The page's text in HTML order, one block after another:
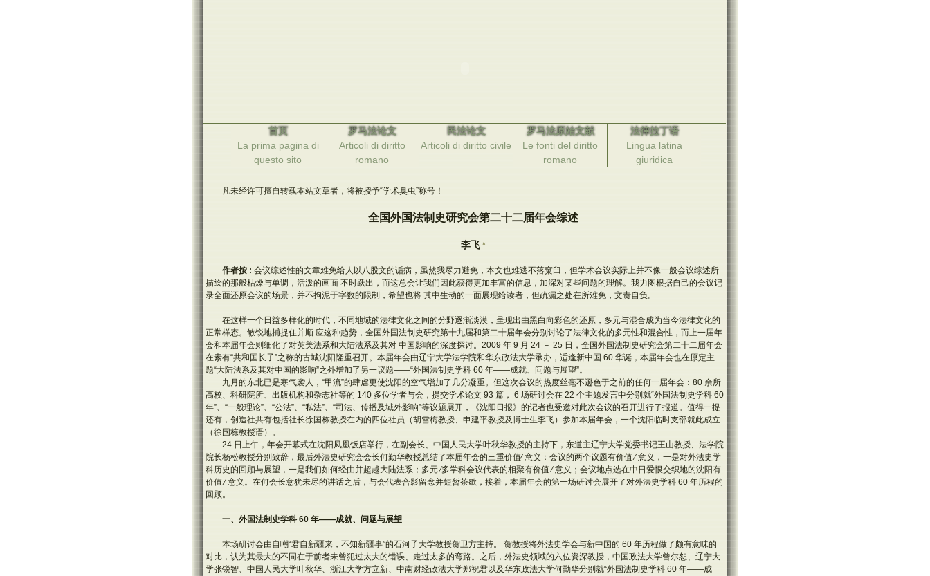
首页
La prima pagina di
questo sito
罗马法论文
Articoli di diritto
romano
民法论文
Articoli di diritto civile
罗马法原始文献
Le fonti del diritto
romano
法律拉丁语
Lingua latina
giuridica
凡未经许可擅自转载本站文章者，将被授予“学术臭虫”称号！
全国外国法制史研究会第二十二届年会综述
李飞 *
作者按 : 会议综述性的文章难免给人以八股文的诟病，虽然我尽力避免，本文也难逃不落窠臼，但学术会议实际上并不像一般会议综述所
描绘的那般枯燥与单调，活泼的画面 不时跃出，而这总会让我们因此获得更加丰富的信息，加深对某些问题的理解。我力图根据自己的会议记
录全面还原会议的场景，并不拘泥于字数的限制，希望也将 其中生动的一面展现给读者，但疏漏之处在所难免，文责自负。
在这样一个日益多样化的时代，不同地域的法律文化之间的分野逐渐淡漠，呈现出由黑白向彩色的还原，多元与混合成为当今法律文化的
正常样态。敏锐地捕捉住并顺 应这种趋势，全国外国法制史研究第十九届和第二十届年会分别讨论了法律文化的多元性和混合性，而上一届年
会和本届年会则细化了对英美法系和大陆法系及其对 中国影响的深度探讨。2009 年 9 月 24 － 25 日，全国外国法制史研究会第二十二届年会
在素有“共和国长子”之称的古城沈阳隆重召开。本届年会由辽宁大学法学院和华东政法大学承办，适逢新中国 60 华诞，本届年会也在原定主
题“大陆法系及其对中国的影响”之外增加了另一议题——“外国法制史学科 60 年——成就、问题与展望”。
九月的东北已是寒气袭人，“甲流”的肆虐更使沈阳的空气增加了几分凝重。但这次会议的热度丝毫不逊色于之前的任何一届年会：80 余所
高校、科研院所、出版机构和杂志社等的 140 多位学者与会，提交学术论文 93 篇， 6 场研讨会在 22 个主题发言中分别就“外国法制史学科 60
年”、“一般理论”、“公法”、“私法”、“司法、传播及域外影响”等议题展开，《沈阳日报》的记者也受邀对此次会议的召开进行了报道。值得一提
还有，创造社共有包括社长徐国栋教授在内的四位社员（胡雪梅教授、申建平教授及博士生李飞）参加本届年会，一个沈阳临时支部就此成立
（徐国栋教授语）。
24 日上午，年会开幕式在沈阳凤凰饭店举行，在副会长、中国人民大学叶秋华教授的主持下，东道主辽宁大学党委书记王山教授、法学院
院长杨松教授分别致辞，最后外法史研究会会长何勤华教授总结了本届年会的三重价值∕ 意义：会议的两个议题有价值 ∕ 意义，一是对外法史学
科历史的回顾与展望，一是我们如何经由并超越大陆法系；多元 ∕多学科会议代表的相聚有价值 ∕ 意义；会议地点选在中日爱恨交织地的沈阳有
价值 ∕ 意义。在何会长意犹未尽的讲话之后，与会代表合影留念并短暂茶歇，接着，本届年会的第一场研讨会展开了对外法史学科 60 年历程的
回顾。
一、外国法制史学科 60 年——成就、问题与展望
本场研讨会由自嘲“君自新疆来，不知新疆事”的石河子大学教授贺卫方主持。 贺教授将外法史学会与新中国的 60 年历程做了颇有意味的
对比，认为其最大的不同在于前者未曾犯过太大的错误、走过太多的弯路。之后，外法史领域的六位资深教授，中国政法大学曾尔恕、辽宁大
学张锐智、中国人民大学叶秋华、浙江大学方立新、中南财经政法大学郑祝君以及华东政法大学何勤华分别就“外国法制史学科 60 年——成